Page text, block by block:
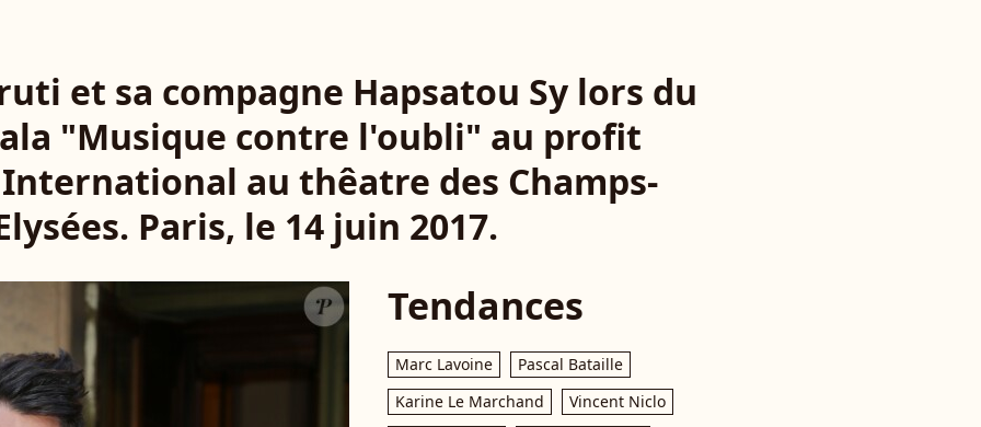
et sa compagne Hapsatou Sy lors du
"Musique contre l'oubli" au profit
au thêatre des Champs-
Paris, le 14 juin 2017.
Tendances
Marc Lavoine
Pascal Bataille
Karine Le Marchand
Vincent Niclo